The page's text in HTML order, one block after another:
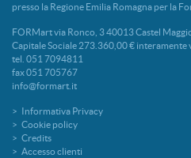
presso la Regione Emilia Romagna per la
FORMart via Ronco, 3 40013 Castel
Capitale Sociale 273.360,00 € interamente
tel. 051 7094811
fax 051 705767
info@formart.it
Informativa Privacy
Cookie policy
Credits
Accesso clienti